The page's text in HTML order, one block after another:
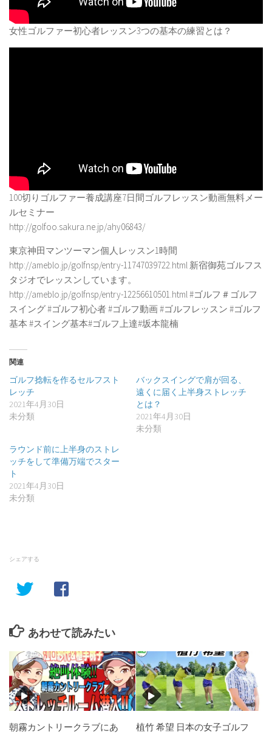
女性ゴルファー初心者レッスン3つの基本の練習とは？
100切りゴルファー養成講座7日間ゴルフレッスン動画無料メー
ルセミナー
http://golfoo.sakura.ne.jp/ahy06843/
東京神田マンツーマン個人レッスン1時間
http://ameblo.jp/golfnsp/entry-11747039722.html 新宿御苑ゴルフス
タジオでレッスンしています。
http://ameblo.jp/golfnsp/entry-12256610501.html #ゴルフ＃ゴルフ
スイング #ゴルフ初心者 #ゴルフ動画 #ゴルフレッスン #ゴルフ
基本 #スイング基本#ゴルフ上達#坂本龍楠
関連
ゴルフ捻転を作るセルフスト
レッチ
2021年4月30日
未分類
バックスイングで肩が回る、
遠くに届く上半身ストレッチ
とは？
2021年4月30日
未分類
ラウンド前に上半身のストレ
ッチをして準備万端でスター
ト
2021年4月30日
未分類
シェアする
あわせて読みたい
朝霧カントリークラブにあ
植竹 希望 日本の女子ゴルフ